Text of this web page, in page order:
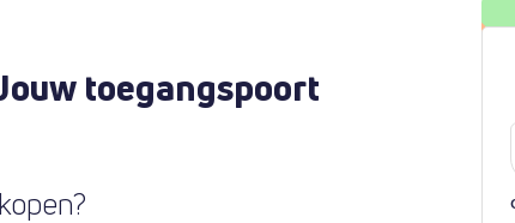
toegangspoort